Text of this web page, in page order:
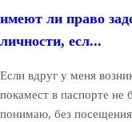
имеют ли право
личности, есл...
Если вдруг у меня
покамест в паспорте не
понимаю, без